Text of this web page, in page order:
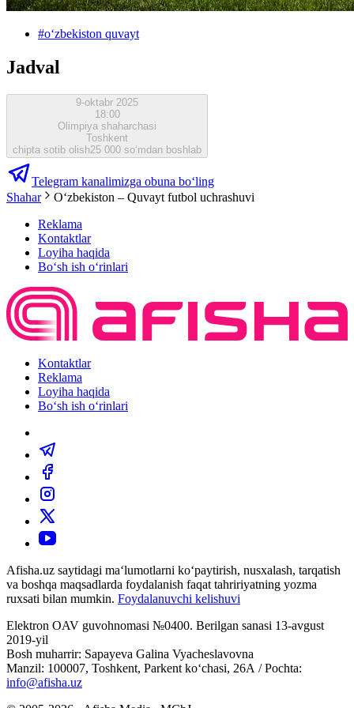
#oʻzbekiston quvayt
Jadval
9-oktabr 2025
18:00
Olimpiya shaharchasi
Toshkent
chipta sotib olish25 000 so‘mdan boshlab
Telegram kanalimizga obuna bo‘ling
Shahar
Oʻzbekiston – Quvayt futbol uchrashuvi
Reklama
Kontaktlar
Loyiha haqida
Bo‘sh ish o‘rinlari
Kontaktlar
Reklama
Loyiha haqida
Bo‘sh ish o‘rinlari
Afisha.uz saytidagi ma‘lumotlarni ko‘paytirish, nusxalash, tarqatish
va boshqa maqsadlarda foydalanish faqat tahririyatning yozma
ruxsati bilan mumkin. Foydalanuvchi kelishuvi
Elektron OAV guvohnomasi №0400. Berilgan sanasi 13-avgust
2019-yil
Bosh muharrir: Sapayeva Galina Vyacheslavovna
Manzil: 100007, Toshkent, Parkent ko‘chasi, 26А / Pochta:
info@afisha.uz